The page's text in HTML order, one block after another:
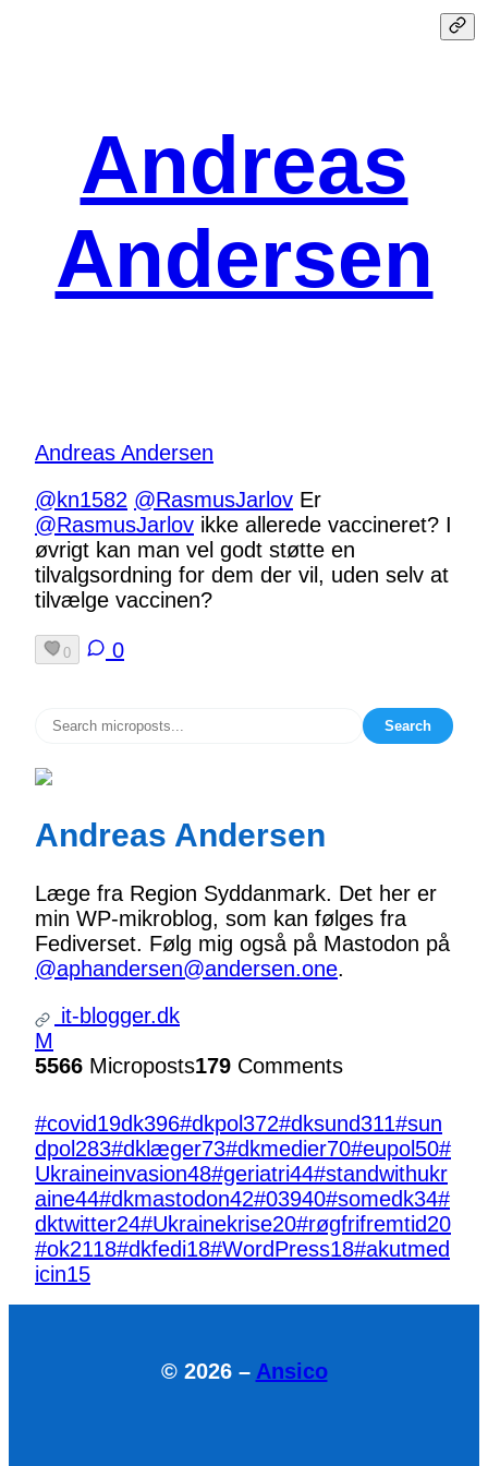
Andreas
Andersen
Andreas Andersen
@kn1582 @RasmusJarlov Er
@RasmusJarlov ikke allerede vaccineret? I
øvrigt kan man vel godt støtte en
tilvalgsordning for dem der vil, uden selv at
tilvælge vaccinen?
0 0
Search
Andreas Andersen
Læge fra Region Syddanmark. Det her er
min WP-mikroblog, som kan følges fra
Fediverset. Følg mig også på Mastodon på
@aphandersen@andersen.one.
it-blogger.dk
M
5566 Microposts179 Comments
#covid19dk396#dkpol372#dksund311#sun
dpol 283#dklæger73#dkmedier70#eupol 50#
Ukraineinvasion48#geriatri44#standwithukr
aine44#dkmastodon42#03940#somedk34#
dktwitter24#Ukrainekrise20#røgfrifremtid20
#ok2118#dkfedi18#WordPress18#akutmed
icin15
© 2026 – Ansico